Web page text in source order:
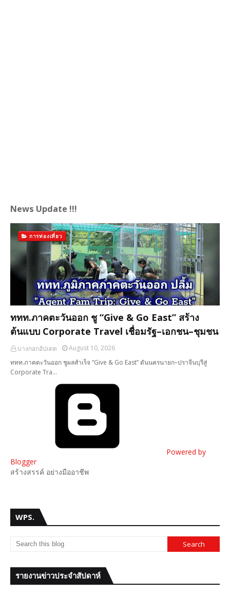
News Update !!!
การท่องเที่ยว
ททท.ภาคตะวันออก ชู “Give & Go East” สร้าง
ต้นแบบ Corporate Travel เชื่อมรัฐ–เอกชน–ชุมชน
บางกอกอัปเดต
August 10, 2026
ททท.ภาคตะวันออก ชูผลสำเร็จ “Give & Go East” ดันนครนายก–ปราจีนบุรีสู่
Corporate Tra…
Powered by
Blogger
สร้างสรรค์ อย่างมืออาชีพ
WPS.
รายงานข่าวประจำสัปดาห์